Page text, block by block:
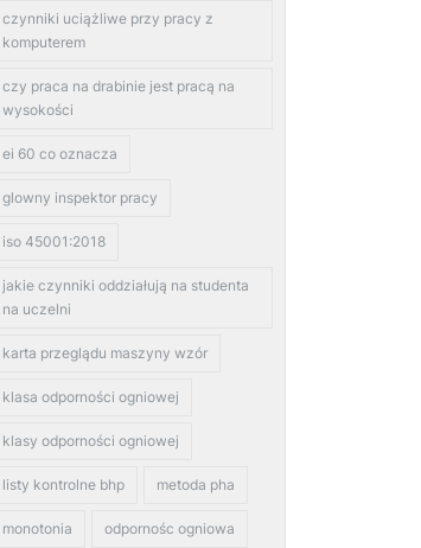
czynniki uciążliwe przy pracy z
komputerem
czy praca na drabinie jest pracą na
wysokości
ei 60 co oznacza
glowny inspektor pracy
iso 45001:2018
jakie czynniki oddziałują na studenta
na uczelni
karta przeglądu maszyny wzór
klasa odporności ogniowej
klasy odporności ogniowej
listy kontrolne bhp metoda pha
monotonia odpornośc ogniowa